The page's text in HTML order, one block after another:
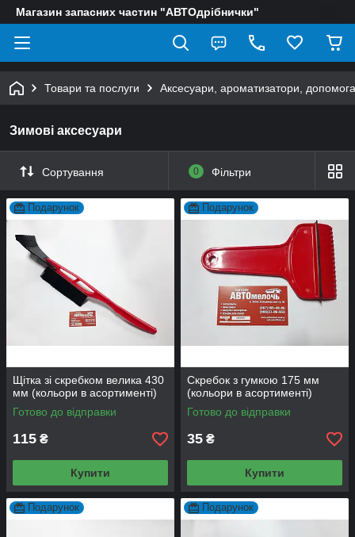
Магазин запасних частин "АВТОдрібнички"
Товари та послуги Аксесуари, ароматизатори,
Зимові аксесуари
Сортування 0 Фільтри
Подарунок
Щітка зі скребком велика 430
мм (кольори в асортименті)
Готово до відправки
115 ₴
Купити
Подарунок
Скребок з гумкою 175 мм
(кольори в асортименті)
Готово до відправки
35 ₴
Купити
Подарунок Подарунок